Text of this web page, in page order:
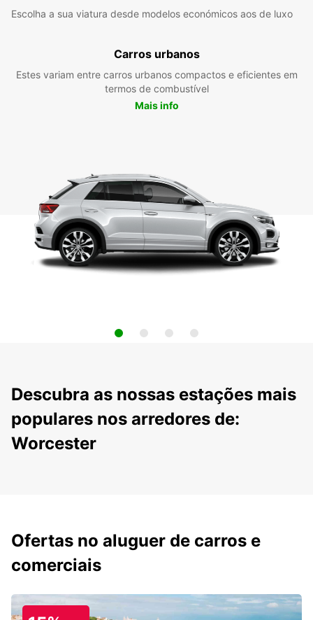
Escolha a sua viatura desde modelos económicos aos de luxo
Carros urbanos
Estes variam entre carros urbanos compactos e eficientes em
termos de combustível
Mais info
Descubra as nossas estações mais
populares nos arredores de:
Worcester
Ofertas no aluguer de carros e
comerciais